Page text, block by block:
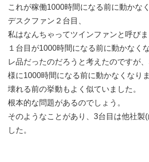
これが稼働1000時間になる前に動かな
デスクファン２台目、
私はなんちゃってツインファンと呼びま
１台目が1000時間になる前に動かなく
レ品だったのだろうと考えたのですが
様に1000時間になる前に動かなくなりま
壊れる前の挙動もよく似ていました。
根本的な問題があるのでしょう。
そのようなことがあり、3台目は他社製(
した。